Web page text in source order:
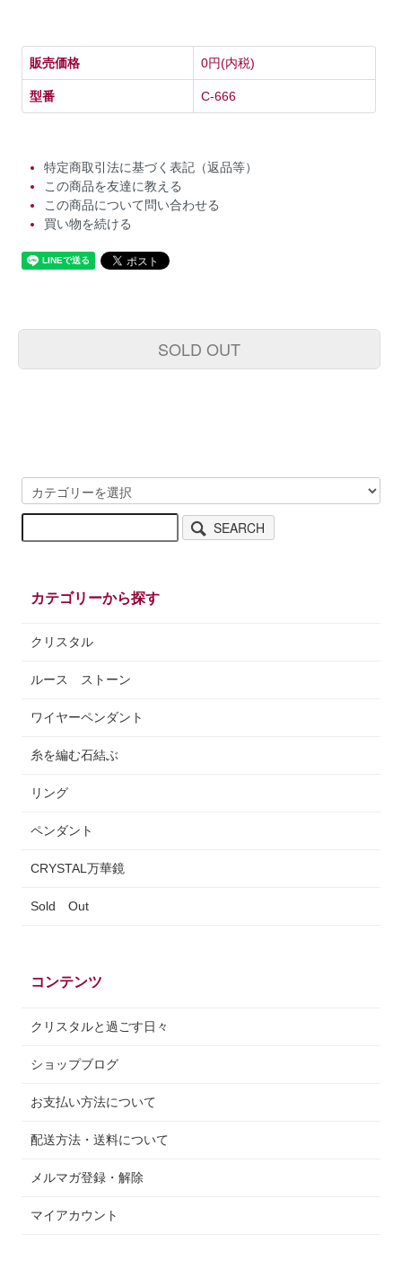
販売価格 0円(内税)
型番 C-666
特定商取引法に基づく表記（返品等）
この商品を友達に教える
この商品について問い合わせる
買い物を続ける
SOLD OUT
SEARCH
カテゴリーから探す
クリスタル
ルース ストーン
ワイヤーペンダント
糸を編む石結ぶ
リング
ペンダント
CRYSTAL万華鏡
Sold Out
コンテンツ
クリスタルと過ごす日々
ショップブログ
お支払い方法について
配送方法・送料について
メルマガ登録・解除
マイアカウント